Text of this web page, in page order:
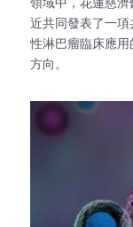
近共同發表了一
性淋巴瘤臨床應
方向。